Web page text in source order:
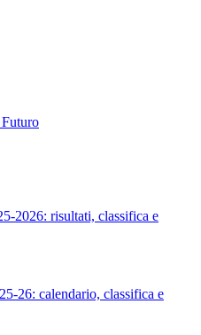
2026: risultati, classifica e
26: calendario, classifica e